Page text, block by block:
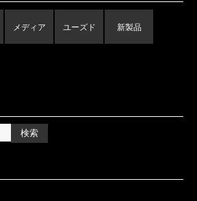
メディア ユーズド 新製品